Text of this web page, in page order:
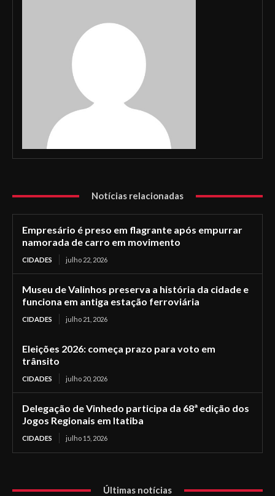
Notícias relacionadas
Empresário é preso em flagrante após empurrar
namorada de carro em movimento
CIDADES julho 22, 2026
Museu de Valinhos preserva a história da cidade e
funciona em antiga estação ferroviária
CIDADES julho 21, 2026
Eleições 2026: começa prazo para voto em
trânsito
CIDADES julho 20, 2026
Delegação de Vinhedo participa da 68ª edição dos
Jogos Regionais em Itatiba
CIDADES julho 15, 2026
Últimas notícias